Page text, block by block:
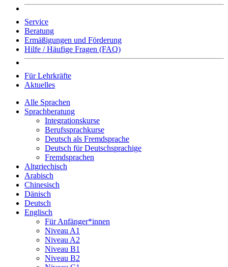
Service
Beratung
Ermäßigungen und Förderung
Hilfe / Häufige Fragen (FAQ)
Für Lehrkräfte
Aktuelles
Alle Sprachen
Sprachberatung
Integrationskurse
Berufssprachkurse
Deutsch als Fremdsprache
Deutsch für Deutschsprachige
Fremdsprachen
Altgriechisch
Arabisch
Chinesisch
Dänisch
Deutsch
Englisch
Für Anfänger*innen
Niveau A1
Niveau A2
Niveau B1
Niveau B2